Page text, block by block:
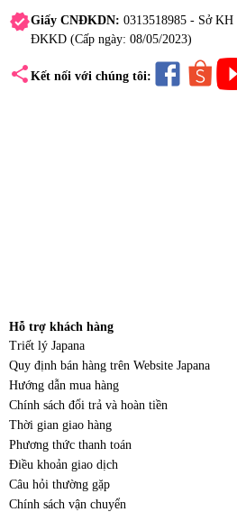
verifiedGiấy CNĐKDN: 0313518985 - Sở
ĐKKD (Cấp ngày: 08/05/2023)
share Kết nối với chúng tôi:
Hỗ trợ khách hàng
Triết lý Japana
Quy định bán hàng trên Website Japana
Hướng dẫn mua hàng
Chính sách đổi trả và hoàn tiền
Thời gian giao hàng
Phương thức thanh toán
Điều khoản giao dịch
Câu hỏi thường gặp
Chính sách vận chuyển